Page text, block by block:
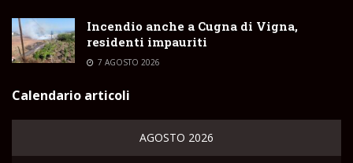
Incendio anche a Cugna di Vigna,
residenti impauriti
7 AGOSTO 2026
Calendario articoli
AGOSTO 2026